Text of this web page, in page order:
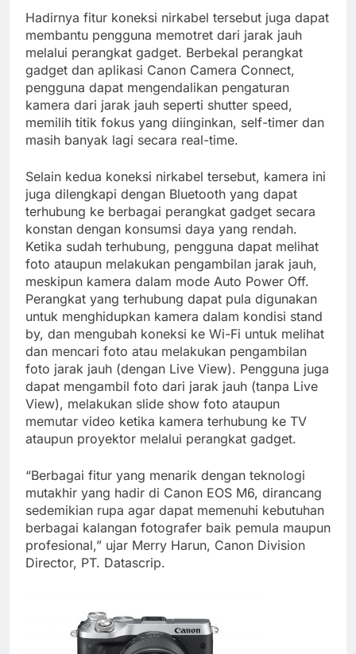
Hadirnya fitur koneksi nirkabel tersebut juga dapat
membantu pengguna memotret dari jarak jauh
melalui perangkat gadget. Berbekal perangkat
gadget dan aplikasi Canon Camera Connect,
pengguna dapat mengendalikan pengaturan
kamera dari jarak jauh seperti shutter speed,
memilih titik fokus yang diinginkan, self-timer dan
masih banyak lagi secara real-time.
Selain kedua koneksi nirkabel tersebut, kamera ini
juga dilengkapi dengan Bluetooth yang dapat
terhubung ke berbagai perangkat gadget secara
konstan dengan konsumsi daya yang rendah.
Ketika sudah terhubung, pengguna dapat melihat
foto ataupun melakukan pengambilan jarak jauh,
meskipun kamera dalam mode Auto Power Off.
Perangkat yang terhubung dapat pula digunakan
untuk menghidupkan kamera dalam kondisi stand
by, dan mengubah koneksi ke Wi-Fi untuk melihat
dan mencari foto atau melakukan pengambilan
foto jarak jauh (dengan Live View). Pengguna juga
dapat mengambil foto dari jarak jauh (tanpa Live
View), melakukan slide show foto ataupun
memutar video ketika kamera terhubung ke TV
ataupun proyektor melalui perangkat gadget.
“Berbagai fitur yang menarik dengan teknologi
mutakhir yang hadir di Canon EOS M6, dirancang
sedemikian rupa agar dapat memenuhi kebutuhan
berbagai kalangan fotografer baik pemula maupun
profesional,” ujar Merry Harun, Canon Division
Director, PT. Datascrip.